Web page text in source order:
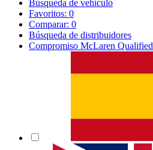
Búsqueda de vehículo
Favoritos: 0
Comparar: 0
Búsqueda de distribuidores
Compromiso McLaren Qualified